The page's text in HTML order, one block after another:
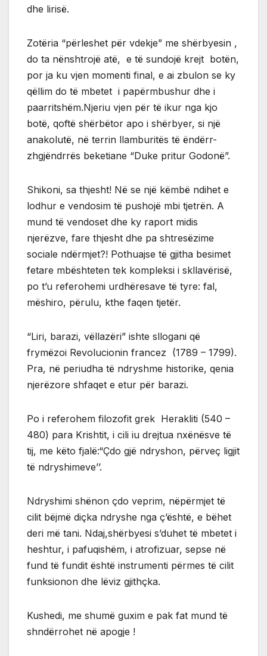
dhe lirisë.
Zotëria “përleshet për vdekje” me shërbyesin ,
do ta nënshtrojë atë, e të sundojë krejt botën,
por ja ku vjen momenti final, e ai zbulon se ky
qëllim do të mbetet i papërmbushur dhe i
paarritshëm.Njeriu vjen për të ikur nga kjo
botë, qoftë shërbëtor apo i shërbyer, si një
anakolutë, në terrin llamburitës të ëndërr-
zhgjëndrrës beketiane “Duke pritur Godonë”.
Shikoni, sa thjesht! Në se një këmbë ndihet e
lodhur e vendosim të pushojë mbi tjetrën. A
mund të vendoset dhe ky raport midis
njerëzve, fare thjesht dhe pa shtresëzime
sociale ndërmjet?! Pothuajse të gjitha besimet
fetare mbështeten tek kompleksi i skllavërisë,
po t’u referohemi urdhëresave të tyre: fal,
mëshiro, përulu, kthe faqen tjetër.
“Liri, barazi, vëllazëri” ishte sllogani që
frymëzoi Revolucionin francez (1789 – 1799).
Pra, në periudha të ndryshme historike, qenia
njerëzore shfaqet e etur për barazi.
Po i referohem filozofit grek Herakliti (540 –
480) para Krishtit, i cili iu drejtua nxënësve të
tij, me këto fjalë:“Çdo gjë ndryshon, përveç ligjit
të ndryshimeve’’.
Ndryshimi shënon çdo veprim, nëpërmjet të
cilit bëjmë diçka ndryshe nga ç’është, e bëhet
deri më tani. Ndaj,shërbyesi s’duhet të mbetet i
heshtur, i pafuqishëm, i atrofizuar, sepse në
fund të fundit është instrumenti përmes të cilit
funksionon dhe lëviz gjithçka.
Kushedi, me shumë guxim e pak fat mund të
shndërrohet në apogje !